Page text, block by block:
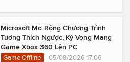
Microsoft Mở Rộng Chương Trình
Tương Thích Ngược, Kỳ Vọng Mang
Game Xbox 360 Lên PC
Game Offline 05/08/2026 17:06